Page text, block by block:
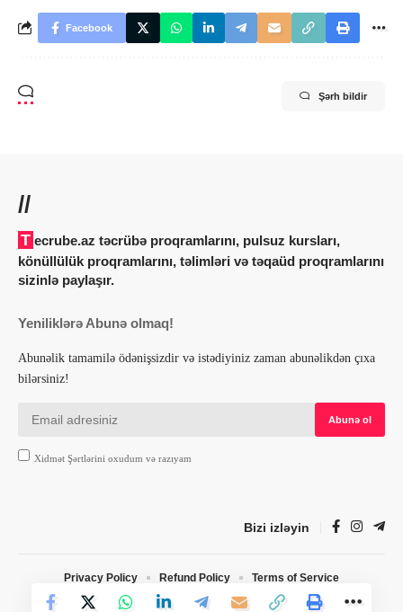
Facebook
Şərh bildir
//
Tecrube.az təcrübə proqramlarını, pulsuz kursları,
könüllülük proqramlarını, təlimləri və təqaüd proqramlarını
sizinlə paylaşır.
Yeniliklərə Abunə olmaq!
Abunəlik tamamilə ödənişsizdir və istədiyiniz zaman abunəlikdən çıxa
bilərsiniz!
Xidmət Şərtlərini oxudum və razıyam
Bizi izləyin
© 2022 Tecrube.az. Designed by Webdesign.az. All Rights Reserved.
Privacy Policy Refund Policy Terms of Service